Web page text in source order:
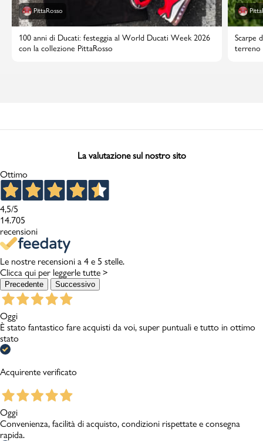
PittaRosso
100 anni di Ducati: festeggia al World Ducati Week 2026
con la collezione PittaRosso
Scarpe
terreno
La valutazione sul nostro sito
Ottimo
4,5/5
14.705
recensioni
Le nostre recensioni a 4 e 5 stelle.
Clicca qui per leggerle tutte >
Precedente Successivo
Oggi
È stato fantastico fare acquisti da voi, super puntuali e tutto in ottimo
stato
Acquirente verificato
Oggi
Convenienza, facilità di acquisto, condizioni rispettate e consegna
rapida.